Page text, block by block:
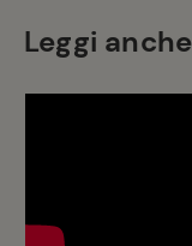
Leggi